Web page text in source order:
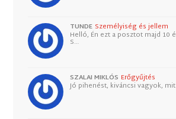
TUNDE Személyiség és jellem
Helló, Én ezt a posztot majd 10
S…
SZALAI MIKLÓS Erőgyűjtés
Jó pihenést, kiváncsi vagyok,